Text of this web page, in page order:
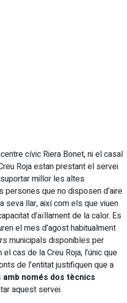
cívic Riera Bonet, ni el casal
Roja estan prestant el servei
millor les altes
que no disposen d’aire
seva llar, així com els que viuen
d’aïllament de la calor. Es
el mes d’agost habitualment
municipals disponibles per
cas de la Creu Roja, l’únic que
de l’entitat justifiquen que a
amb només dos tècnics
aquest servei.